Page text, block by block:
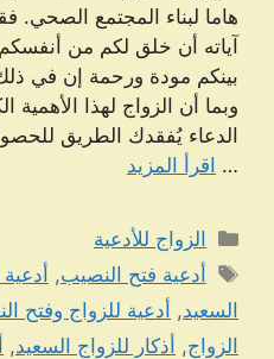
هاما لبناء المجتمع الصحي.
آياته أن خلق لكم من أنفسكم
وبما أن الزواج لهذا الأهمية
الدعاء يُفقدك الطريق
… اقرأ المزيد
التصنيفات
الزواج للأدعية
الوسوم
أدعية فتح النصيب,
السعيد, أدعية للزواج وفتح
الزواج, أذكار للزواج السعيد,